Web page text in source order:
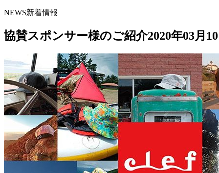
NEWS新着情報
協賛スポンサー様のご紹介2020年03月